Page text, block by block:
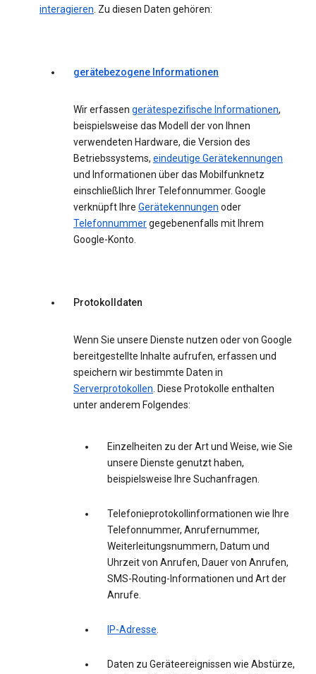
interagieren. Zu diesen Daten gehören:
gerätebezogene Informationen
Wir erfassen gerätespezifische Informationen,
beispielsweise das Modell der von Ihnen
verwendeten Hardware, die Version des
Betriebssystems, eindeutige Gerätekennungen
und Informationen über das Mobilfunknetz
einschließlich Ihrer Telefonnummer. Google
verknüpft Ihre Gerätekennungen oder
Telefonnummergegebenenfalls mit Ihrem
Google-Konto.
Protokolldaten
Wenn Sie unsere Dienste nutzen oder von Google
bereitgestellte Inhalte aufrufen, erfassen und
speichern wir bestimmte Daten in
Serverprotokollen. Diese Protokolle enthalten
unter anderem Folgendes:
Einzelheiten zu der Art und Weise, wie Sie
unsere Dienste genutzt haben,
beispielsweise Ihre Suchanfragen.
Telefonieprotokollinformationen wie Ihre
Telefonnummer, Anrufernummer,
Weiterleitungsnummern, Datum und
Uhrzeit von Anrufen, Dauer von Anrufen,
SMS-Routing-Informationen und Art der
Anrufe.
IP-Adresse.
Daten zu Geräteereignissen wie Abstürze,